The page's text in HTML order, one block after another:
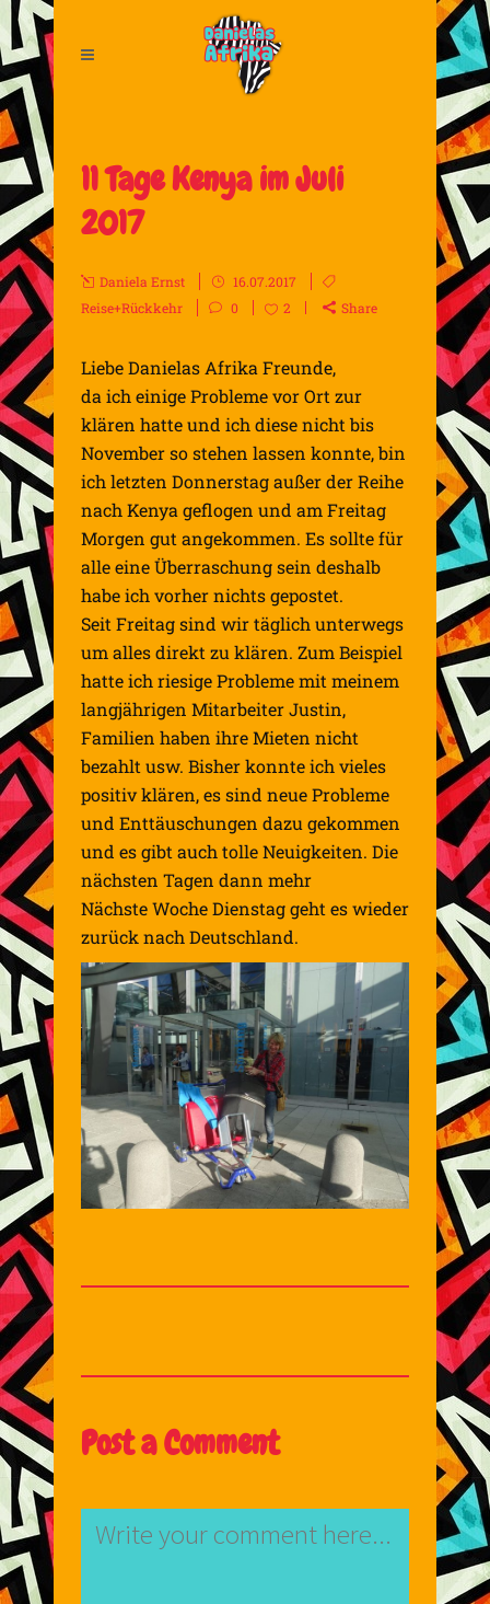
11 Tage Kenya im Juli
2017
Daniela Ernst
16.07.2017
Reise+Rückkehr
0 2 Share
Liebe Danielas Afrika Freunde,
da ich einige Probleme vor Ort zur
klären hatte und ich diese nicht bis
November so stehen lassen konnte, bin
ich letzten Donnerstag außer der Reihe
nach Kenya geflogen und am Freitag
Morgen gut angekommen. Es sollte für
alle eine Überraschung sein deshalb
habe ich vorher nichts gepostet.
Seit Freitag sind wir täglich unterwegs
um alles direkt zu klären. Zum Beispiel
hatte ich riesige Probleme mit meinem
langjährigen Mitarbeiter Justin,
Familien haben ihre Mieten nicht
bezahlt usw. Bisher konnte ich vieles
positiv klären, es sind neue Probleme
und Enttäuschungen dazu gekommen
und es gibt auch tolle Neuigkeiten. Die
nächsten Tagen dann mehr
Nächste Woche Dienstag geht es wieder
zurück nach Deutschland.
Post a Comment